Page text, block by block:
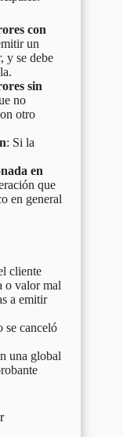
con
un
y se debe
sin
no
otro
: Si la
en
que
en general
cliente
o valor mal
a emitir
se canceló
una global